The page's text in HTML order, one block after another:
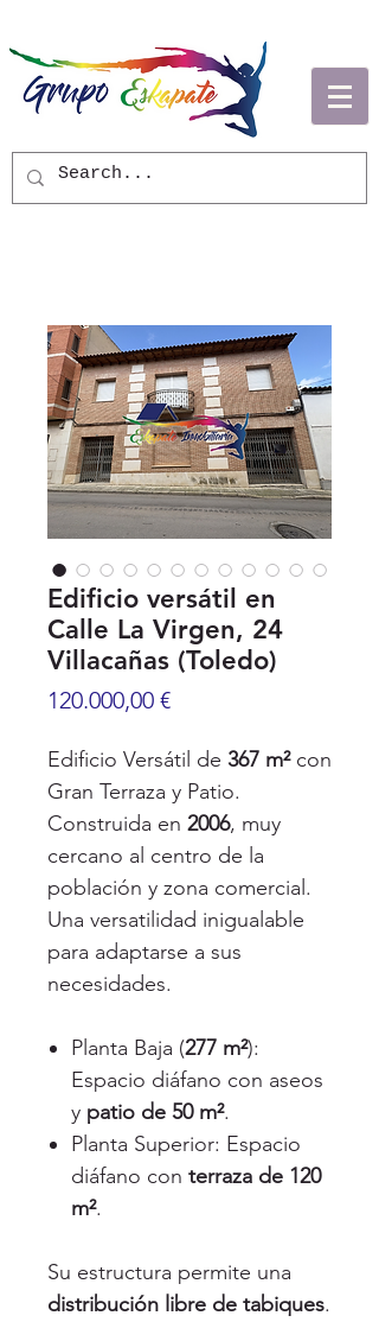
Edificio versátil en
Calle La Virgen, 24
Villacañas (Toledo)
120.000,00 €Precio
Edificio Versátil de 367 m²con
Gran Terraza y Patio.
Construida en 2006, muy
cercano al centro de la
población y zona comercial.
Una versatilidad inigualable
para adaptarse a sus
necesidades.
Planta Baja (277 m²):
Espacio diáfano con aseos
y patio de 50 m².
Planta Superior: Espacio
diáfano con terraza de 120
m².
Su estructura permite una
distribución libre de tabiques.